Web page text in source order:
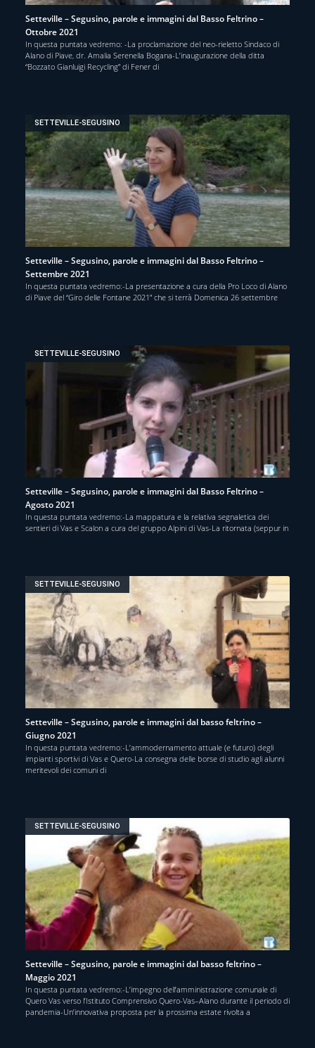
Setteville – Segusino, parole e immagini dal Basso Feltrino –
Ottobre 2021
In questa puntata vedremo: -La proclamazione del neo-rieletto Sindaco di
Alano di Piave, dr. Amalia Serenella Bogana-L’inaugurazione della ditta
“Bozzato Gianluigi Recycling” di Fener di
SETTEVILLE-SEGUSINO
Setteville – Segusino, parole e immagini dal Basso Feltrino –
Settembre 2021
In questa puntata vedremo:-La presentazione a cura della Pro Loco di Alano
di Piave del “Giro delle Fontane 2021” che si terrà Domenica 26 settembre
SETTEVILLE-SEGUSINO
Setteville – Segusino, parole e immagini dal Basso Feltrino –
Agosto 2021
In questa puntata vedremo:-La mappatura e la relativa segnaletica dei
sentieri di Vas e Scalon a cura del gruppo Alpini di Vas-La ritornata (seppur in
SETTEVILLE-SEGUSINO
Setteville – Segusino, parole e immagini dal basso feltrino –
Giugno 2021
In questa puntata vedremo:-L’ammodernamento attuale (e futuro) degli
impianti sportivi di Vas e Quero-La consegna delle borse di studio agli alunni
meritevoli dei comuni di
SETTEVILLE-SEGUSINO
Setteville – Segusino, parole e immagini dal basso feltrino –
Maggio 2021
In questa puntata vedremo:-L’impegno dell’amministrazione comunale di
Quero Vas verso l’Istituto Comprensivo Quero-Vas–Alano durante il periodo di
pandemia-Un’innovativa proposta per la prossima estate rivolta a